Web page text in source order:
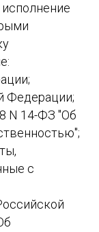
Федерации;
N 14-ФЗ "Об
с